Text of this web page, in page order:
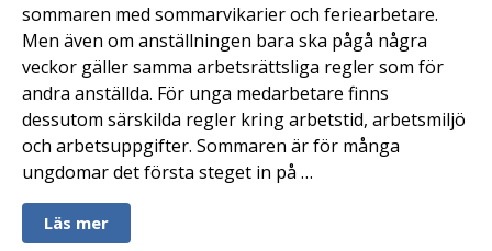
sommaren med sommarvikarier och feriearbetare.
Men även om anställningen bara ska pågå några
veckor gäller samma arbetsrättsliga regler som för
andra anställda. För unga medarbetare finns
dessutom särskilda regler kring arbetstid, arbetsmiljö
och arbetsuppgifter. Sommaren är för många
ungdomar det första steget in på …
Läs mer